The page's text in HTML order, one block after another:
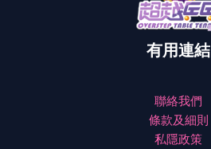
有用連結
聯絡我們
條款及細則
私隱政策